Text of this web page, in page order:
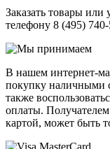
Заказать товары или
телефону 8 (495)
В нашем интернет-
покупку наличными
также
оплаты. Получателем
картой, может быть